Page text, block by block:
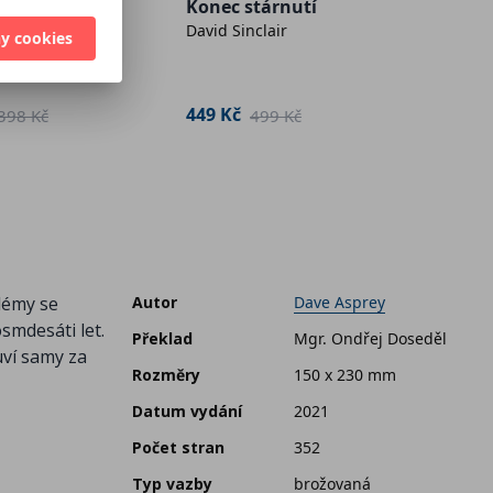
Kč
Konec stárnutí
David Sinclair
449 Kč 499 Kč
se
let.
samy za
Autor
Dave Asprey
Překlad
Mgr. Ondřej Doseděl
Rozměry
150 x 230 mm
Datum vydání
2021
Počet stran
352
Typ vazby
brožovaná
cookies